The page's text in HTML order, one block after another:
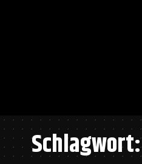
Schlagwort: